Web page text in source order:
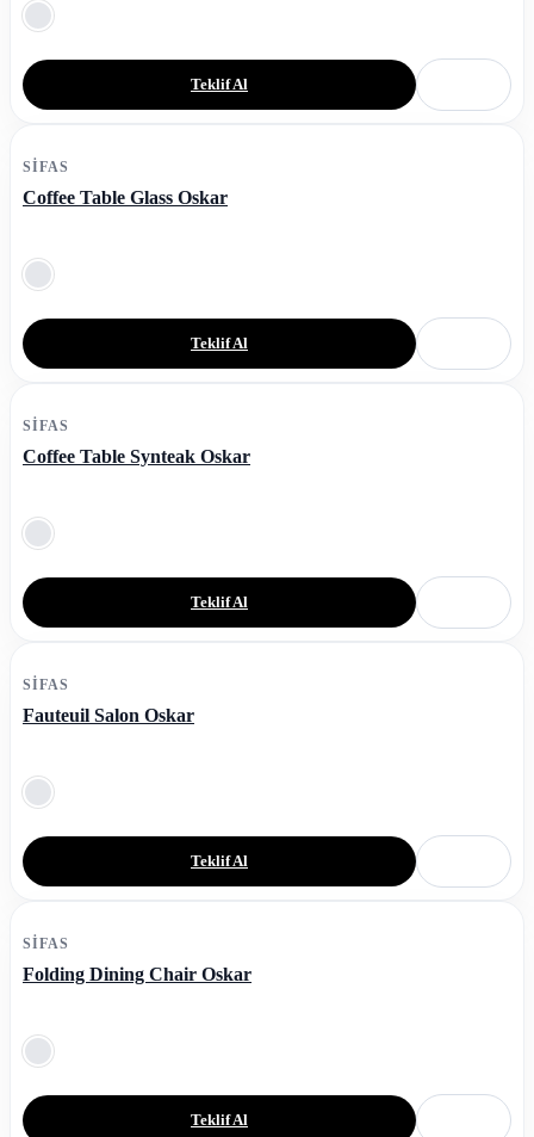
Teklif Al
SIFAS
Coffee Table Glass Oskar
Teklif Al
SIFAS
Coffee Table Synteak Oskar
Teklif Al
SIFAS
Fauteuil Salon Oskar
Teklif Al
SIFAS
Folding Dining Chair Oskar
Teklif Al